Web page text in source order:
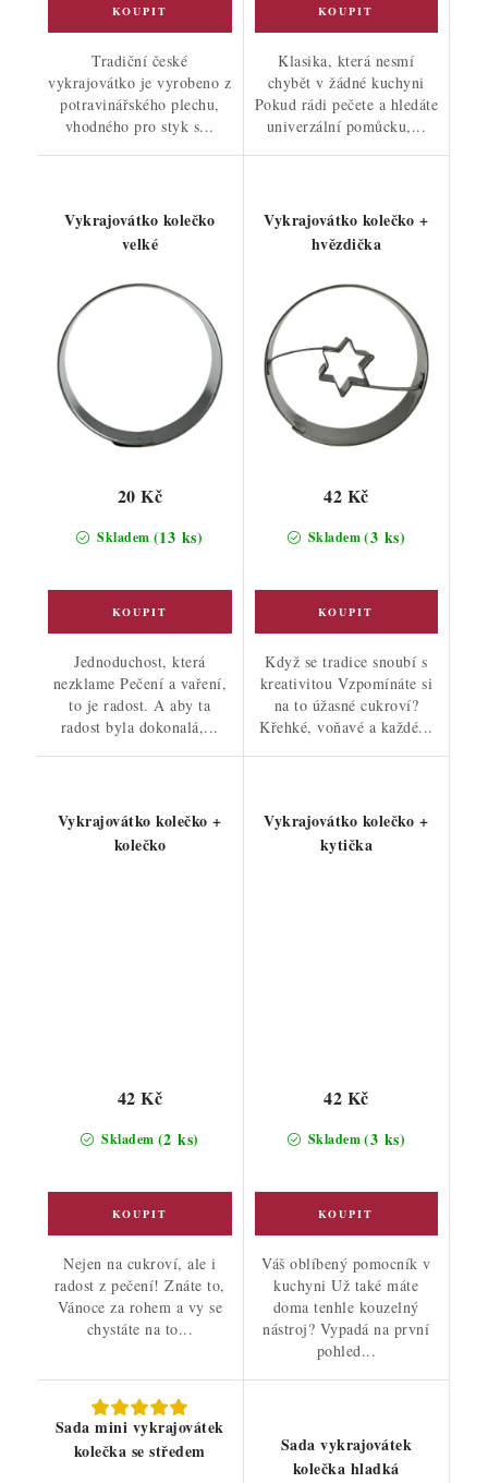
Tradiční české
vykrajovátko je vyrobeno z
potravinářského plechu,
vhodného pro styk s...
Klasika, která nesmí
chybět v žádné kuchyni
Pokud rádi pečete a hledáte
univerzální pomůcku,...
Vykrajovátko kolečko
velké
Skladem (13 ks)
20 Kč
Jednoduchost, která
nezklame Pečení a vaření,
to je radost. A aby ta
radost byla dokonalá,...
Vykrajovátko kolečko +
hvězdička
Skladem(3 ks)
42 Kč
Když se tradice snoubí s
kreativitou Vzpomínáte si
na to úžasné cukroví?
Křehké, voňavé a každé...
Vykrajovátko kolečko +
kolečko
Skladem (2 ks)
42 Kč
Nejen na cukroví, ale i
radost z pečení! Znáte to,
Vánoce za rohem a vy se
chystáte na to...
Vykrajovátko kolečko +
kytička
Skladem(3 ks)
42 Kč
Váš oblíbený pomocník v
kuchyni Už také máte
doma tenhle kouzelný
nástroj? Vypadá na první
pohled...
Sada mini vykrajovátek
kolečka se středem
Sada vykrajovátek
kolečka hladká